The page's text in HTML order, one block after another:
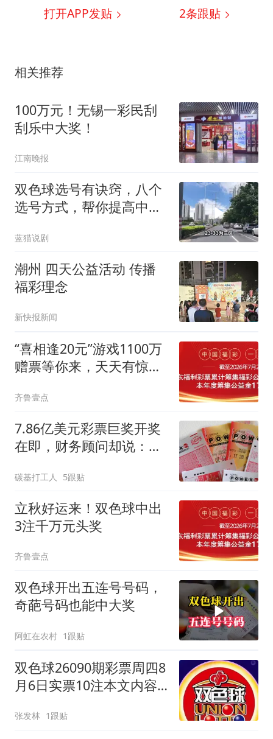
打开APP发贴 2条跟贴
相关推荐
100万元！无锡一彩民刮
刮乐中大奖！
江南晚报
双色球选号有诀窍，八个
选号方式，帮你提高中奖
蓝猫说剧
潮州 四天公益活动 传播
福彩理念
新快报新闻
“喜相逢20元”游戏1100万
赠票等你来，天天有惊
齐鲁壹点
7.86亿美元彩票巨奖开奖
在即，财务顾问却说：中
碳基打工人 5跟贴
立秋好运来！双色球中出
3注千万元头奖
齐鲁壹点
双色球开出五连号号码，
奇葩号码也能中大奖
阿虹在农村 1跟贴
双色球26090期彩票周四8
月6日实票10注本文内容
张发林 1跟贴